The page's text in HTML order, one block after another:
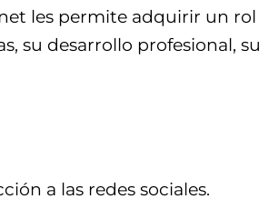
les permite adquirir un rol
su desarrollo profesional, su
a las redes sociales.